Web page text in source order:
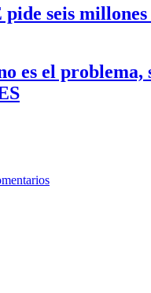
seis
es el problema,